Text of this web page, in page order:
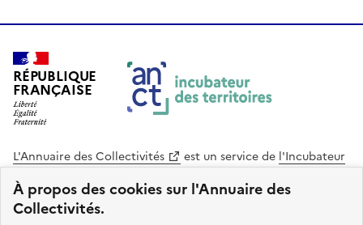
À propos des cookies sur l'Annuaire des
Collectivités.
RÉPUBLIQUE
FRANÇAISE
L'Annuaire des Collectivités est un service de l'Incubateur
des Territoires
Cohésion des Territoires
. Le code source de ce site web
est disponible en licence libre. Le design de ce site est conçu